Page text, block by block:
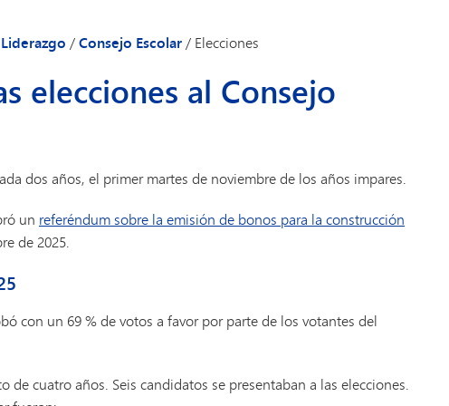
Liderazgo /Consejo Escolar/ Elecciones
elecciones al Consejo
dos años, el primer martes de noviembre de los años impares.
un referéndum sobre la emisión de bonos para la construcción
de 2025.
con un 69 % de votos a favor por parte de los votantes del
de cuatro años. Seis candidatos se presentaban a las elecciones.